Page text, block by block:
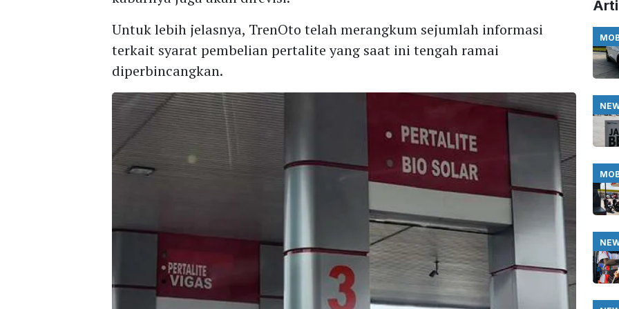
Untuk lebih jelasnya, TrenOto telah merangkum sejumlah informasi
terkait syarat pembelian pertalite yang saat ini tengah ramai
diperbincangkan.